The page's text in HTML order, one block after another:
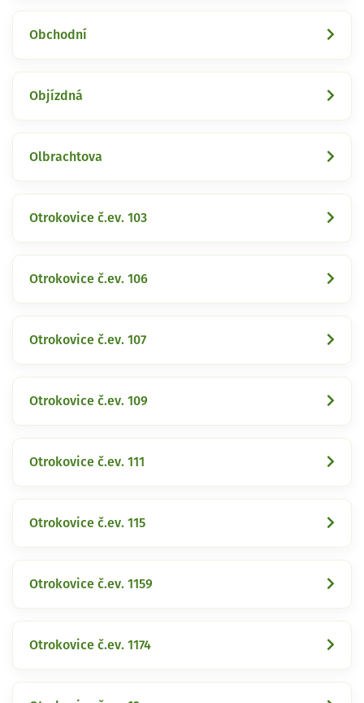
Obchodní
Objízdná
Olbrachtova
Otrokovice č.ev. 103
Otrokovice č.ev. 106
Otrokovice č.ev. 107
Otrokovice č.ev. 109
Otrokovice č.ev. 111
Otrokovice č.ev. 115
Otrokovice č.ev. 1159
Otrokovice č.ev. 1174